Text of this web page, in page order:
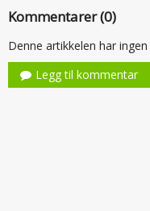
Kommentarer (0)
Denne artikkelen har
Legg til kommentar